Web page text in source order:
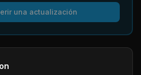
una actualización